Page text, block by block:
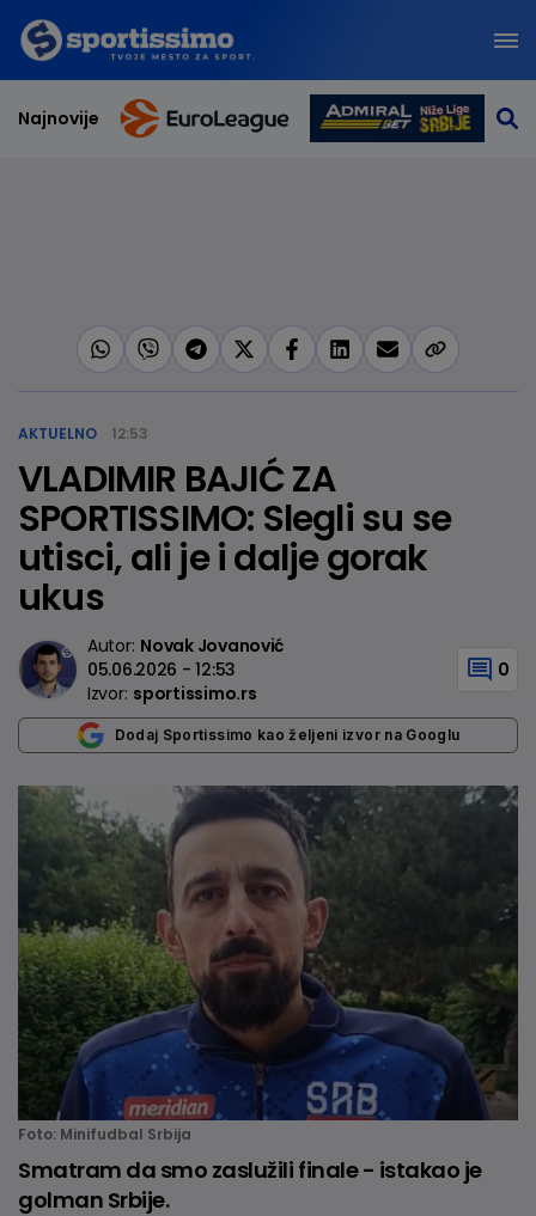
Najnovije
AKTUELNO 12:53
VLADIMIR BAJIĆ ZA
SPORTISSIMO: Slegli su se
utisci, ali je i dalje gorak
ukus
Autor: Novak Jovanović
05.06.2026 - 12:53
Izvor: sportissimo.rs
0
Dodaj Sportissimo kao željeni izvor na Googlu
Foto: Minifudbal Srbija
Smatram da smo zaslužili finale - istakao je
golman Srbije.